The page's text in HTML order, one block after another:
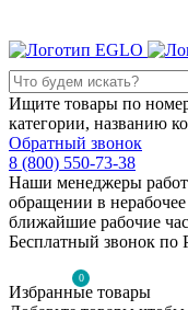
Ищите товары по
категории, названию
Обратный звонок
8 (800) 550-73-38
Наши менеджеры
обращении в нерабочее
ближайшие рабочие
Бесплатный звонок по
0
Избранные товары